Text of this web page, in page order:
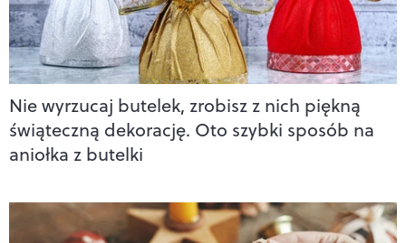
Nie wyrzucaj butelek, zrobisz z nich piękną
świąteczną dekorację. Oto szybki sposób na
aniołka z butelki